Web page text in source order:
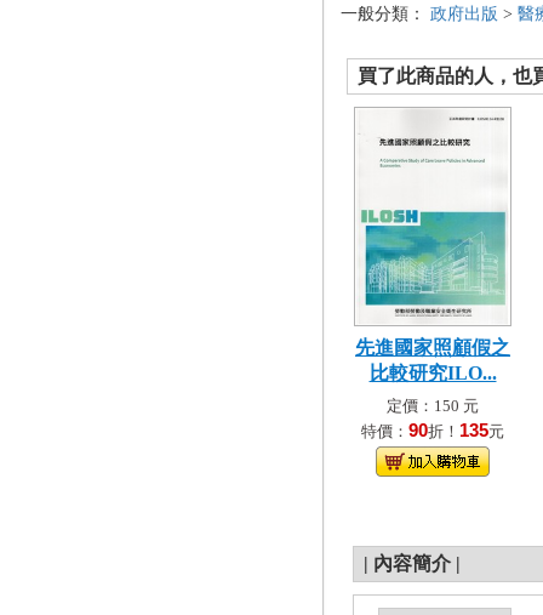
一般分類： 政府出版 > 醫
買了此商品的人，也
先進國家照顧假之
比較研究ILO...
定價：150 元
特價： 90折！ 135元
| 內容簡介 |